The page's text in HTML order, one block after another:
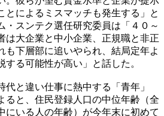
とによるミスマッチも発生する」と
・スンテク選任研究委員は「４０～
は大企業と中小企業、正規職と非正
も下層部に追いやられ、結局定年よ
する可能性が高い」と話した。
と違い仕事に熱中する「青年」
ると、住民登録人口の中位年齢（全
にいる人の年齢）が今年末に初めて